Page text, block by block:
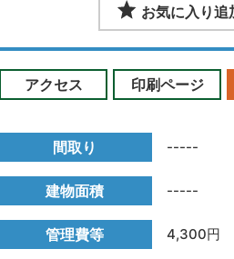
お気に入り追
アクセス 印刷ページ
間取り -----
建物面積 -----
管理費等 4,300円